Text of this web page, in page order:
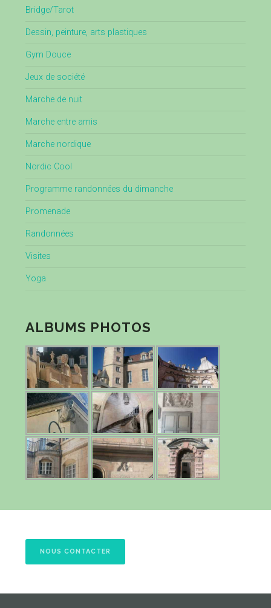
Bridge/Tarot
Dessin, peinture, arts plastiques
Gym Douce
Jeux de société
Marche de nuit
Marche entre amis
Marche nordique
Nordic Cool
Programme randonnées du dimanche
Promenade
Randonnées
Visites
Yoga
ALBUMS PHOTOS
NOUS CONTACTER